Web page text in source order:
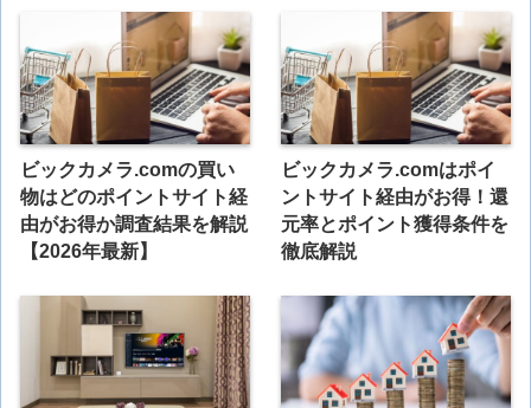
ビックカメラ.comの買い
物はどのポイントサイト経
由がお得か調査結果を解説
【2026年最新】
ビックカメラ.comはポイ
ントサイト経由がお得！還
元率とポイント獲得条件を
徹底解説